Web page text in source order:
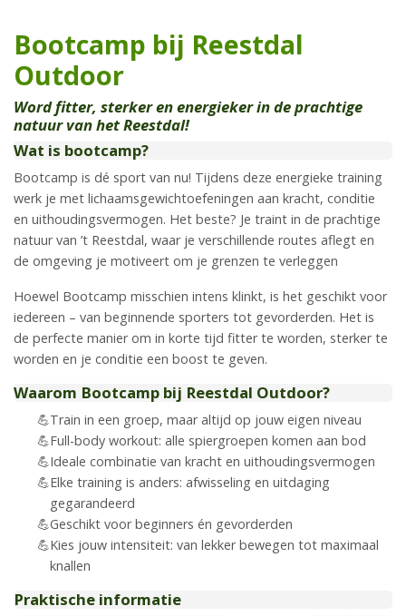
Bootcamp bij Reestdal
Outdoor
Word fitter, sterker en energieker in de prachtige
natuur van het Reestdal!
Wat is bootcamp?
Bootcamp is dé sport van nu! Tijdens deze energieke training
werk je met lichaamsgewichtoefeningen aan kracht, conditie
en uithoudingsvermogen. Het beste? Je traint in de prachtige
natuur van ’t Reestdal, waar je verschillende routes aflegt en
de omgeving je motiveert om je grenzen te verleggen
Hoewel Bootcamp misschien intens klinkt, is het geschikt voor
iedereen – van beginnende sporters tot gevorderden. Het is
de perfecte manier om in korte tijd fitter te worden, sterker te
worden en je conditie een boost te geven.
Waarom Bootcamp bij Reestdal Outdoor?
Train in een groep, maar altijd op jouw eigen niveau
Full-body workout: alle spiergroepen komen aan bod
Ideale combinatie van kracht en uithoudingsvermogen
Elke training is anders: afwisseling en uitdaging
gegarandeerd
Geschikt voor beginners én gevorderden
Kies jouw intensiteit: van lekker bewegen tot maximaal
knallen
Praktische informatie